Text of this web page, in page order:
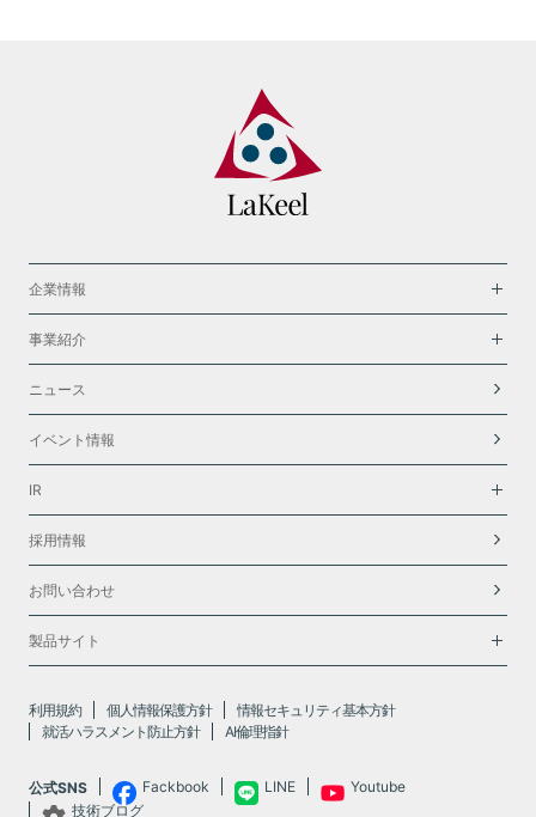
企業情報
事業紹介
ニュース
イベント情報
IR
採用情報
お問い合わせ
製品サイト
利用規約 個人情報保護方針
情報セキュリティ基本方針
就活ハラスメント防止方針
AI倫理指針
公式SNS Fackbook LINE
Youtube
技術ブログ